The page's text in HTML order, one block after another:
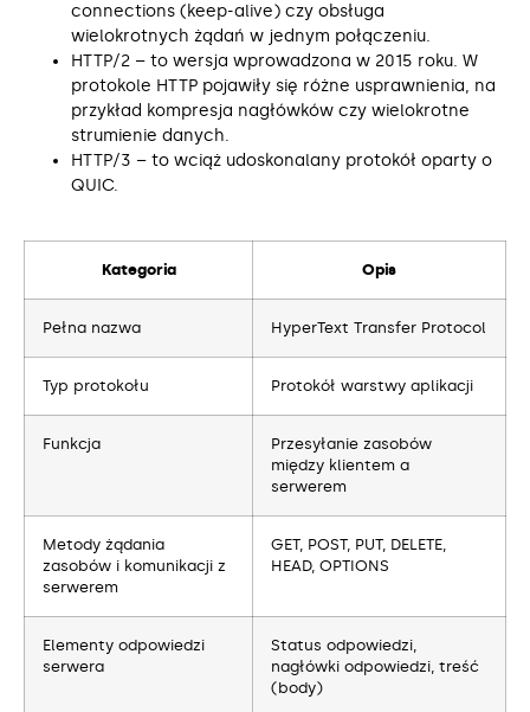
connections (keep-alive) czy obsługa
wielokrotnych żądań w jednym połączeniu.
HTTP/2 – to wersja wprowadzona w 2015 roku. W
protokole HTTP pojawiły się różne usprawnienia, na
przykład kompresja nagłówków czy wielokrotne
strumienie danych.
HTTP/3 – to wciąż udoskonalany protokół oparty o
QUIC.
Kategoria Opis
Pełna nazwa HyperText Transfer Protocol
Typ protokołu Protokół warstwy aplikacji
Funkcja
Przesyłanie zasobów
między klientem a
serwerem
Metody żądania
zasobów i komunikacji z
serwerem
GET, POST, PUT, DELETE,
HEAD, OPTIONS
Elementy odpowiedzi
serwera
Status odpowiedzi,
nagłówki odpowiedzi, treść
(body)